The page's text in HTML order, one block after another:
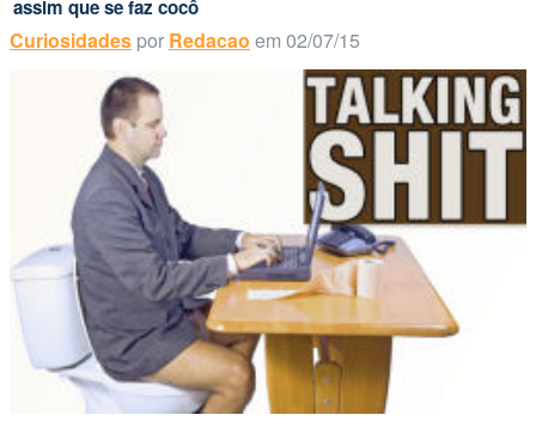
assim que se faz cocô
Curiosidades por Redacao em 02/07/15